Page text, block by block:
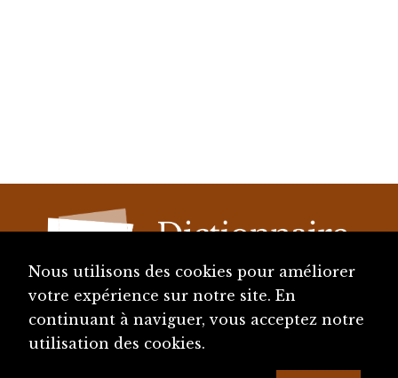
diju@diju.ch
Nous utilisons des cookies pour améliorer
votre expérience sur notre site. En
continuant à naviguer, vous acceptez notre
utilisation des cookies.